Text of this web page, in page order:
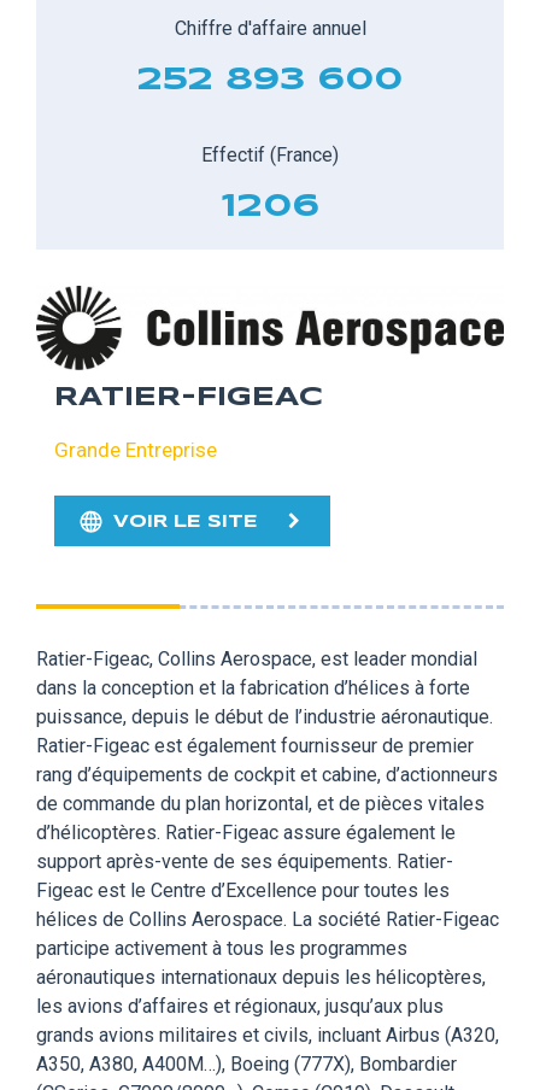
Chiffre d'affaire annuel
252 893 600
Effectif (France)
1206
RATIER-FIGEAC
Grande Entreprise
VOIR LE SITE
Ratier-Figeac, Collins Aerospace, est leader mondial
dans la conception et la fabrication d’hélices à forte
puissance, depuis le début de l’industrie aéronautique.
Ratier-Figeac est également fournisseur de premier
rang d’équipements de cockpit et cabine, d’actionneurs
de commande du plan horizontal, et de pièces vitales
d’hélicoptères. Ratier-Figeac assure également le
support après-vente de ses équipements. Ratier-
Figeac est le Centre d’Excellence pour toutes les
hélices de Collins Aerospace. La société Ratier-Figeac
participe activement à tous les programmes
aéronautiques internationaux depuis les hélicoptères,
les avions d’affaires et régionaux, jusqu’aux plus
grands avions militaires et civils, incluant Airbus (A320,
A350, A380, A400M…), Boeing (777X), Bombardier